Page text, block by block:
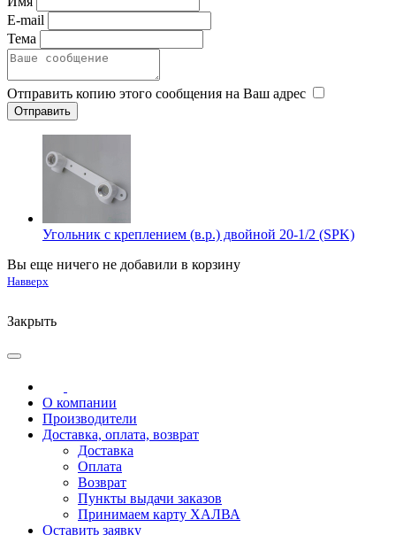
E-mail
Тема
Отправить копию этого сообщения на Ваш адрес
Угольник с креплением (в.р.) двойной 20-1/2 (SPK)
Вы еще ничего не добавили в корзину
Навверх
Закрыть
О компании
Производители
Доставка, оплата, возврат
Доставка
Оплата
Возврат
Пункты выдачи заказов
Принимаем карту ХАЛВА
Оставить заявку